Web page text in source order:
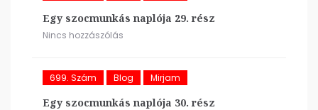
Egy szocmunkás naplója 29. rész
Nincs hozzászólás
699. Szám Blog Mirjam
Egy szocmunkás naplója 30. rész